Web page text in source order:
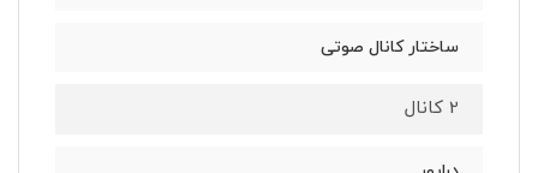
ساختار کانال صوتی
2 کانال